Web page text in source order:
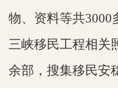
物、资料等共3000
三峡移民工程相关
余部，搜集移民安